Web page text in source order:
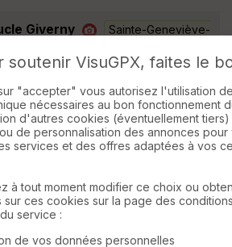
Giverny
Sainte-Geneviève-
Pédestre 13 km 140 m
parking 43, Le Clos Morin, vers Ste-
Lès-Gasny et bouclage sur 7 KM
Limetz-Villez et Moulin "Balkany". A
Voir les photos »
Freneuse Freneuse
Pédestre 14 km 130 m
de Freneuse. Au bout de la Rue de
soutenir VisuGPX, faites le
"accepter" vous autorisez l'utilisation
nécessaires au bon fonctionnement
d'autres cookies (éventuellement
de personnalisation des annonces pour
services et des offres adaptées à vos
à tout moment modifier ce choix ou
sur ces cookies sur la page des
service :
de vos données personnelles